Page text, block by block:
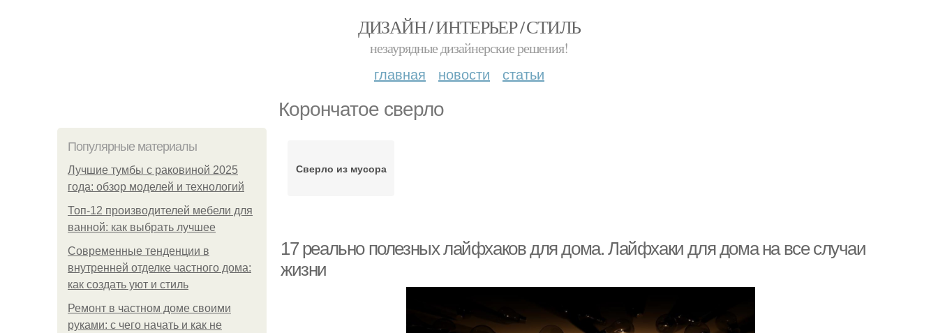
ДИЗАЙН / ИНТЕРЬЕР / СТИЛЬ
незаурядные дизайнерские решения!
главная новости статьи
Корончатое сверло
Популярные материалы
Лучшие тумбы с раковиной 2025
года: обзор моделей и технологий
Топ-12 производителей мебели для
ванной: как выбрать лучшее
Современные тенденции в
внутренней отделке частного дома:
как создать уют и стиль
Ремонт в частном доме своими
руками: с чего начать и как не
Сверло из мусора
17 реально полезных лайфхаков для дома. Лайфхаки для дома на все случаи
жизни